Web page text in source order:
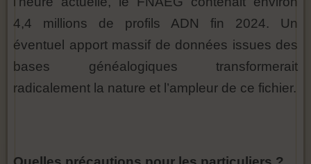
4,4 millions de profils ADN fin 2024. Un
éventuel apport massif de données issues des
bases généalogiques transformerait
radicalement la nature et l’ampleur de ce fichier.